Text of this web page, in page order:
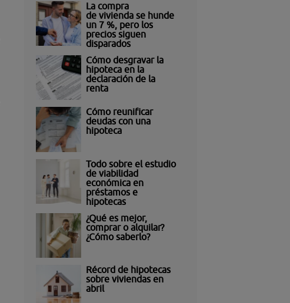
La compra
de vivienda se hunde
un 7 %, pero los
precios siguen
disparados
Cómo desgravar la
hipoteca en la
declaración de la
renta
Cómo reunificar
deudas con una
hipoteca
Todo sobre el estudio
de viabilidad
económica en
préstamos e
hipotecas
¿Qué es mejor,
comprar o alquilar?
¿Cómo saberlo?
Récord de hipotecas
sobre viviendas en
abril